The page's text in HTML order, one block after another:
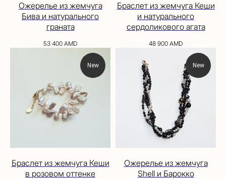
Ожерелье из жемчуга
Бива и натурального
граната
53 400 AMD
Браслет из жемчуга Кеши
и натурального
сердоликового агата
48 900 AMD
New
Браслет из жемчуга Кеши
в розовом оттенке
New
Ожерелье из жемчуга
Shell и Барокко